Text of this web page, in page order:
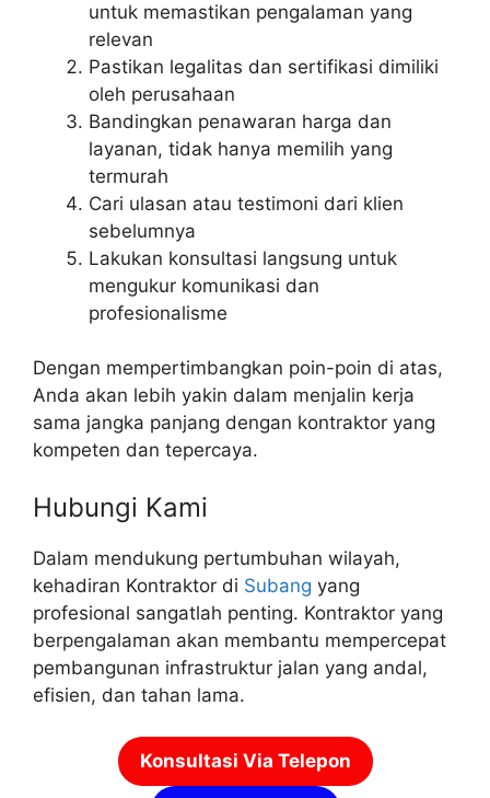
untuk memastikan pengalaman yang
relevan
Pastikan legalitas dan sertifikasi dimiliki
oleh perusahaan
Bandingkan penawaran harga dan
layanan, tidak hanya memilih yang
termurah
Cari ulasan atau testimoni dari klien
sebelumnya
Lakukan konsultasi langsung untuk
mengukur komunikasi dan
profesionalisme
Dengan mempertimbangkan poin-poin di atas,
Anda akan lebih yakin dalam menjalin kerja
sama jangka panjang dengan kontraktor yang
kompeten dan tepercaya.
Hubungi Kami
Dalam mendukung pertumbuhan wilayah,
kehadiran Kontraktor di Subang yang
profesional sangatlah penting. Kontraktor yang
berpengalaman akan membantu mempercepat
pembangunan infrastruktur jalan yang andal,
efisien, dan tahan lama.
Konsultasi Via Telepon